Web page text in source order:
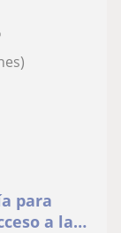
para
a la